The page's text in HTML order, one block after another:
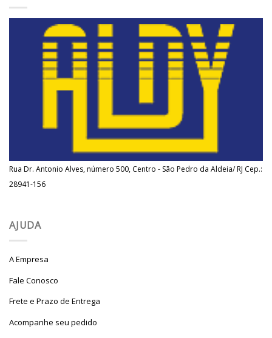
Rua Dr. Antonio Alves, número 500, Centro - São Pedro da Aldeia/ RJ Cep.:
28941-156
AJUDA
A Empresa
Fale Conosco
Frete e Prazo de Entrega
Acompanhe seu pedido